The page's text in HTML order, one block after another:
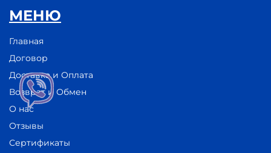
МЕНЮ
Главная
Договор
Доставка и Оплата
Возврат и Обмен
О нас
Отзывы
Сертификаты